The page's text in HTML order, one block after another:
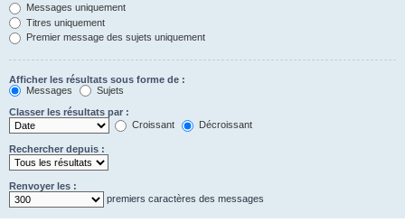
Messages uniquement
Titres uniquement
Premier message des sujets uniquement
Afficher les résultats sous forme de :
Messages
Sujets
Classer les résultats par :
Croissant
Décroissant
Rechercher depuis :
Renvoyer les :
premiers caractères des messages